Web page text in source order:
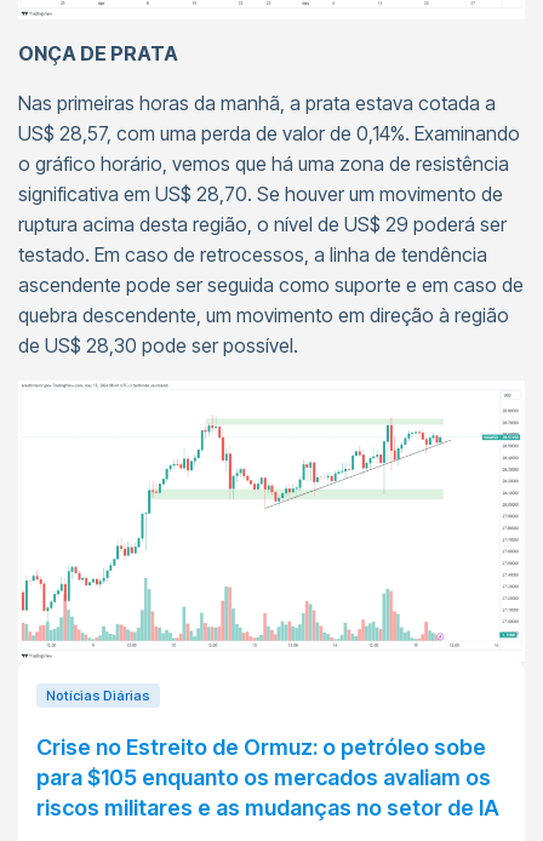
ONÇA DE PRATA
Nas primeiras horas da manhã, a prata estava cotada a
US$ 28,57, com uma perda de valor de 0,14%. Examinando
o gráfico horário, vemos que há uma zona de resistência
significativa em US$ 28,70. Se houver um movimento de
ruptura acima desta região, o nível de US$ 29 poderá ser
testado. Em caso de retrocessos, a linha de tendência
ascendente pode ser seguida como suporte e em caso de
quebra descendente, um movimento em direção à região
de US$ 28,30 pode ser possível.
Notícias Diárias
Crise no Estreito de Ormuz: o petróleo sobe
para $105 enquanto os mercados avaliam os
riscos militares e as mudanças no setor de IA